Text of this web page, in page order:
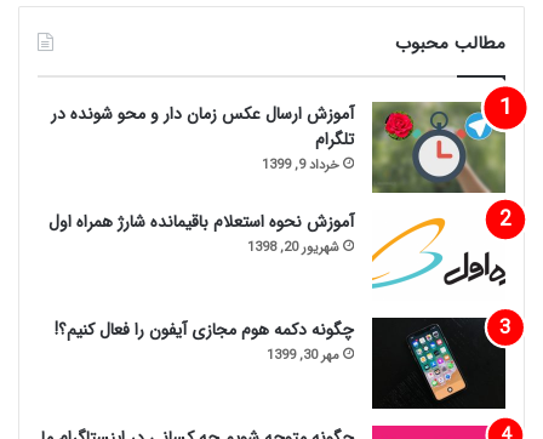
مطالب محبوب
آموزش ارسال عکس زمان دار و محو شونده در
تلگرام
خرداد 9, 1399
آموزش نحوه استعلام باقیمانده شارژ همراه اول
شهریور 20, 1398
چگونه دکمه هوم مجازی آیفون را فعال کنیم؟!
مهر 30, 1399